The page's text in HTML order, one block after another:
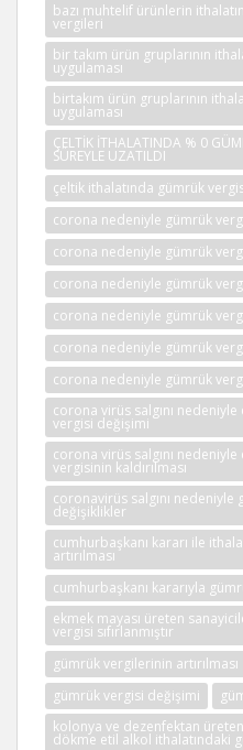
bazı muhtelif ürünlerin
vergileri
bir takım ürün gruplarının
uygulaması
birtakım ürün gruplarının
uygulaması
ÇELTİK İTHALATINDA % 0
SÜREYLE UZATILDI
çeltik ithalatında gümrük
corona nedeniyle gümrük
corona nedeniyle gümrük
corona nedeniyle gümrük
corona nedeniyle gümrük
corona nedeniyle gümrük
corona nedeniyle gümrük
corona virüs salgını
vergisi değişimi
corona virüs salgını
vergisinin kaldırılması
coronavirüs salgını
değişiklikler
cumhurbaşkanı kararı ile
artırılması
cumhurbaşkanı kararıyla
ekmek mayası üreten
vergisi sıfırlanmıştır
gümrük vergilerinin artırılması
gümrük vergisi değişimi
kolonya ve dezenfektan
dökme etil alkol ithalatındaki